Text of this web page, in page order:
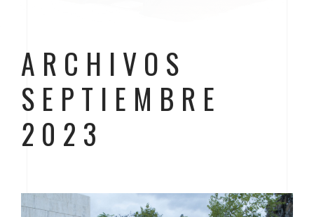
ARCHIVOS
SEPTIEMBRE
2023